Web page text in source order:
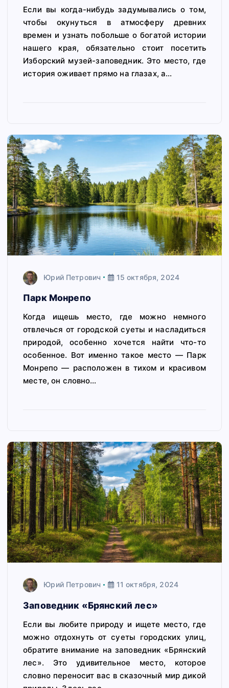
Если вы когда-нибудь задумывались о том,
чтобы окунуться в атмосферу древних
времен и узнать побольше о богатой истории
нашего края, обязательно стоит посетить
Изборский музей-заповедник. Это место, где
история оживает прямо на глазах, а…
Юрий Петрович 15 октября, 2024
Парк Монрепо
Когда ищешь место, где можно немного
отвлечься от городской суеты и насладиться
природой, особенно хочется найти что-то
особенное. Вот именно такое место — Парк
Монрепо — расположен в тихом и красивом
месте, он словно…
Юрий Петрович 11 октября, 2024
Заповедник «Брянский лес»
Если вы любите природу и ищете место, где
можно отдохнуть от суеты городских улиц,
обратите внимание на заповедник «Брянский
лес». Это удивительное место, которое
словно переносит вас в сказочный мир дикой